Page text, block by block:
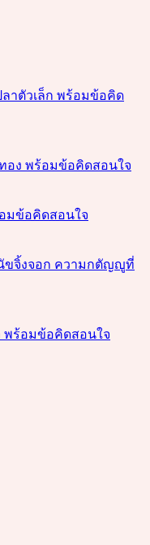
าตัวเล็ก พร้อมข้อคิด
อง พร้อมข้อคิดสอนใจ
มข้อคิดสอนใจ
ขจิ้งจอก ความกตัญญูที่
พร้อมข้อคิดสอนใจ